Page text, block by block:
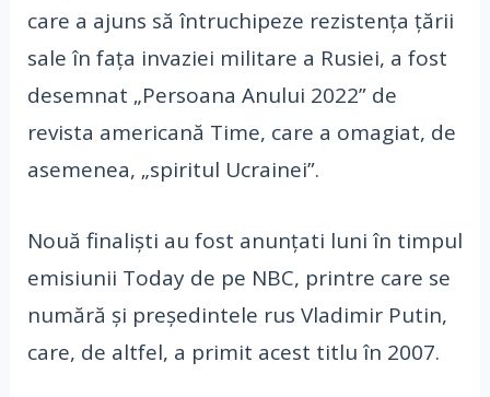
care a ajuns să întruchipeze rezistenţa ţării
sale în faţa invaziei militare a Rusiei, a fost
desemnat „Persoana Anului 2022” de
revista americană Time, care a omagiat, de
asemenea, „spiritul Ucrainei”.
Nouă finaliști au fost anunțati luni în timpul
emisiunii Today de pe NBC, printre care se
numără și președintele rus Vladimir Putin,
care, de altfel, a primit acest titlu în 2007.